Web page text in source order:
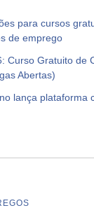
para cursos
de emprego
Curso Gratuito de
Abertas)
lança plataforma